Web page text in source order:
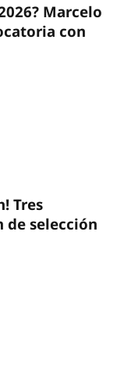
Marcelo
con
Tres
de selección